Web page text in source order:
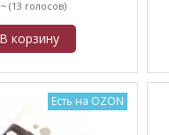
(13 голосов)
корзину
Есть на OZON